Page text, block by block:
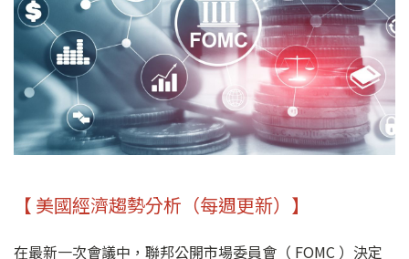
【 美國經濟趨勢分析（每週更新）】
在最新一次會議中，聯邦公開市場委員會（ FOMC ）決定